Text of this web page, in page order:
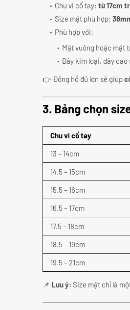
Chu vi cổ tay: từ 17cm
Size mặt phù hợp:
Phù hợp với:
Mặt vuông hoặc mặt
Dây kim loại, dây cao
👉 Đồng hồ đủ lớn sẽ giúp
3. Bảng chọn
Chu vi cổ tay
13 – 14cm
14.5 – 15cm
15.5 – 16cm
16.5 – 17cm
17.5 – 18cm
18.5 – 19cm
19.5 – 21cm
📌 Lưu ý: Size mặt chỉ là